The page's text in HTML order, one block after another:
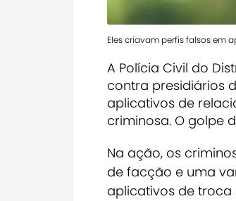
Eles criavam perfis falsos em
A Polícia Civil do
contra presidiários
aplicativos de
criminosa. O golpe
Na ação, os
de facção e uma
aplicativos de troca